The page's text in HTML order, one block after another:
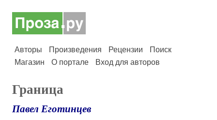
Авторы Произведения Рецензии
Поиск
Магазин
О портале Вход для авторов
Граница
Павел Еготинцев